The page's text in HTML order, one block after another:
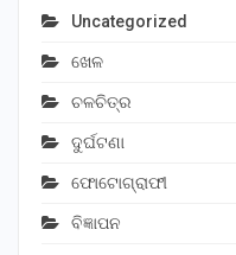
Uncategorized
ଖେଳ
ଚଳଚିତ୍ର
ଦୁର୍ଘଟଣା
ଫୋଟୋଗ୍ରାଫୀ
ବିଜ୍ଞାପନ